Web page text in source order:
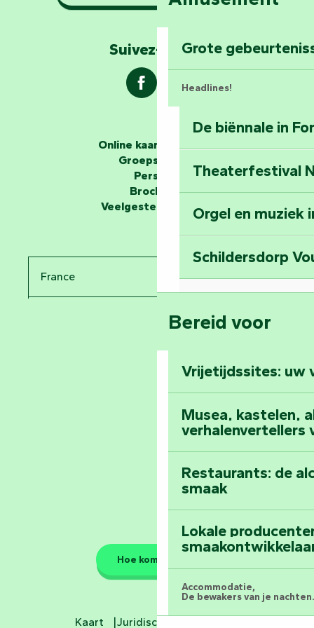
Verken Mill Hill
De verhalenvertellers
Ontrafel de
Reis terug in de
Abdij van
Klim naar de top
Grote
Headlines!
De biënnale in
Theaterfestival
Orgel en muziek
Schildersdorp
Al het dagboek
Bereid voor
Vrijetijdssites: uw
Musea, kastelen,
verhalenvertellers
Restaurants: de
smaak
Lokale
Accommodatie,
De bewakers van je
Suivez-nous !
Online kaartverkoop
Groepsgebied
Perszaal
Brochures
Veelgestelde vragen
France
Hoe kom ik daar?
Kaart Juridische informatie